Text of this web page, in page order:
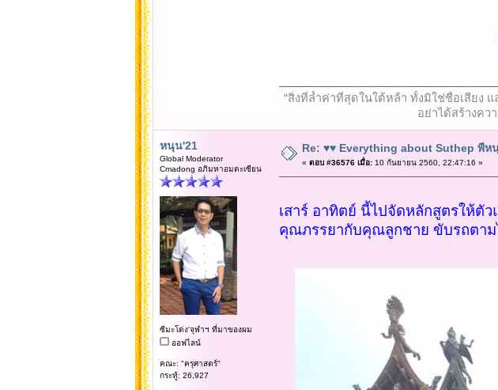
“สิ่งที่ล้ำค่าที่สุดในใต้หล้า ทั้งมิใช่ชื่อเสียง
อย่าได้สร้างคว
หนุน'21
Global Moderator
Cmadong อภิมหาอมตะเซียน
ซีมะโด่ง'จุฬาฯ ที่มาของผม
ออฟไลน์
คณะ: "ครุศาสตร์"
กระทู้: 26,927
Re: ♥♥ Everything about Suthep พีห
« ตอบ #36576 เมื่อ:10 กันยายน 2560, 22:47:16 »
เสาร์ อาทิตย์ นี้ไปจัดหลักสูตรให้
คุณภรรยากับคุณลูกชาย ขับรถตา